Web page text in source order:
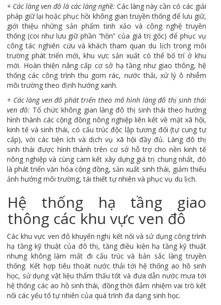
+ Các làng ven đô là các làng nghề: Các làng này cần có các giải
pháp giữ lại hoặc phục hồi không gian truyền thống để lưu giữ,
giới thiệu những sản phẩm tinh xảo và công nghệ truyền
thống (coi như lưu giữ phần “hồn” của giá trị gốc) để phục vụ
công tác nghiên cứu và khách tham quan du lịch trong môi
trường phát triển mới, khu vực sản xuất có thể bố trí ở khu
mới. Hoàn thiện nâng cấp cơ sở hạ tầng như giao thông, hệ
thống các công trình thu gom rác, nước thải, xử lý ô nhiễm
môi trường theo định hướng xanh.
+ Các làng ven đô phát triển theo mô hình làng đô thị sinh thái
ven đô: Tổ chức không gian làng đô thị sinh thái theo hướng
hình thành các cộng đồng nông nghiệp liên kết về mặt xã hội,
kinh tế và sinh thái, có cấu trúc độc lập tương đối (tự cung tự
cấp), với các tiện ích và dịch vụ xã hội đầy đủ. Làng đô thị
sinh thái được hình thành trên cơ sở hỗ trợ cho nền kinh tế
nông nghiệp và cùng cam kết xây dựng giá trị chung nhất, đó
là phát triển văn hóa cộng đồng, sản xuất sinh thái, giảm thiểu
ảnh hưởng môi trường, tái thiết tự nhiên và phục vụ du lịch.
Hệ thống hạ tầng giao
thông các khu vực ven đô
Các khu vực ven đô khuyến nghị kết nối và sử dụng công trình
hạ tầng kỹ thuật của đô thị, tăng điều kiện hạ tầng kỹ thuật
nhưng không làm mất đi cấu trúc và bản sắc làng truyền
thống. Kết hợp tiêu thoát nước thải tới hệ thống ao hồ sinh
học, sử dụng vật liệu thẩm thấu tốt và đưa dẫn nước mưa tới
hệ thống các ao hồ sinh thái, đồng thời đảm nhiệm vai trò kết
nối các yếu tố tự nhiên của quá trình đa dạng sinh học.